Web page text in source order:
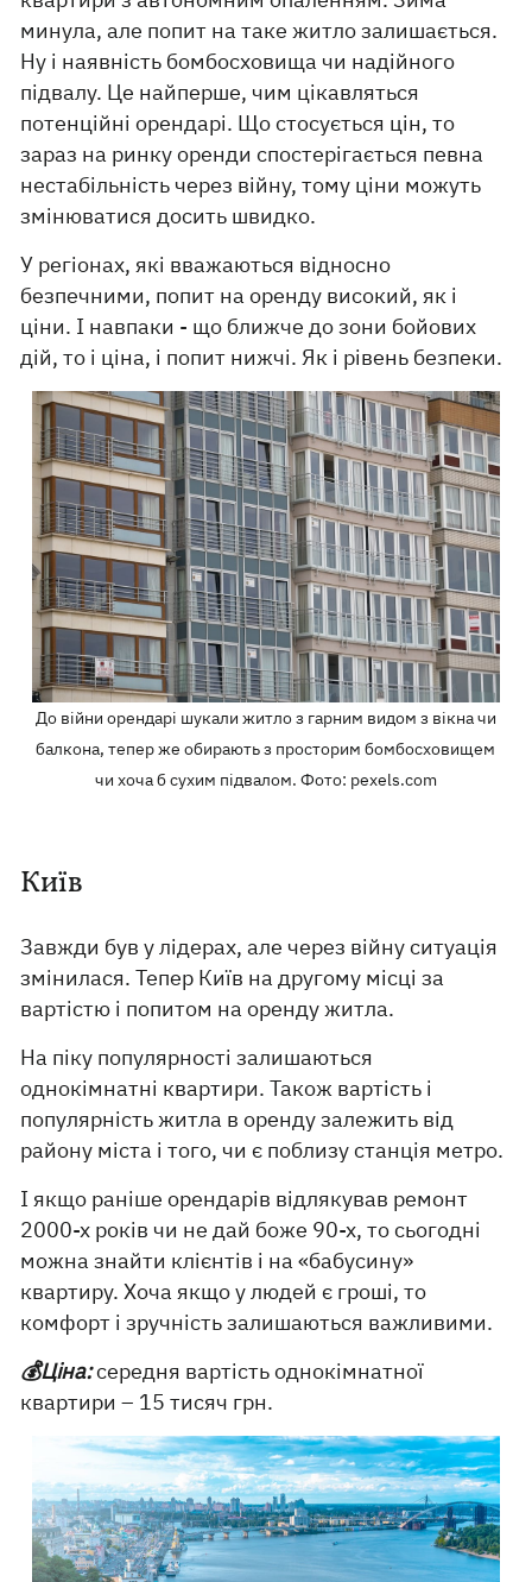
минула, але попит на таке житло залишається.
Ну і наявність бомбосховища чи надійного
підвалу. Це найперше, чим цікавляться
потенційні орендарі. Що стосується цін, то
зараз на ринку оренди спостерігається певна
нестабільність через війну, тому ціни можуть
змінюватися досить швидко.
У регіонах, які вважаються відносно
безпечними, попит на оренду високий, як і
ціни. І навпаки - що ближче до зони бойових
дій, то і ціна, і попит нижчі. Як і рівень безпеки.
До війни орендарі шукали житло з гарним видом з вікна чи
балкона, тепер же обирають з просторим бомбосховищем
чи хоча б сухим підвалом. Фото: pexels.com
Київ
Завжди був у лідерах, але через війну ситуація
змінилася. Тепер Київ на другому місці за
вартістю і попитом на оренду житла.
На піку популярності залишаються
однокімнатні квартири. Також вартість і
популярність житла в оренду залежить від
району міста і того, чи є поблизу станція метро.
І якщо раніше орендарів відлякував ремонт
2000-х років чи не дай боже 90-х, то сьогодні
можна знайти клієнтів і на «бабусину»
квартиру. Хоча якщо у людей є гроші, то
комфорт і зручність залишаються важливими.
💰Ціна:середня вартість однокімнатної
квартири – 15 тисяч грн.